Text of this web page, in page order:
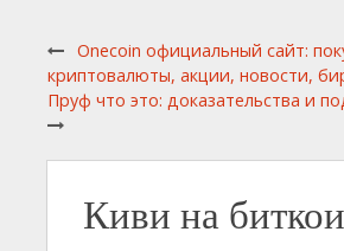
Onecoin официальный сайт:
криптовалюты, акции, новости,
Пруф что это: доказательства и
Киви на